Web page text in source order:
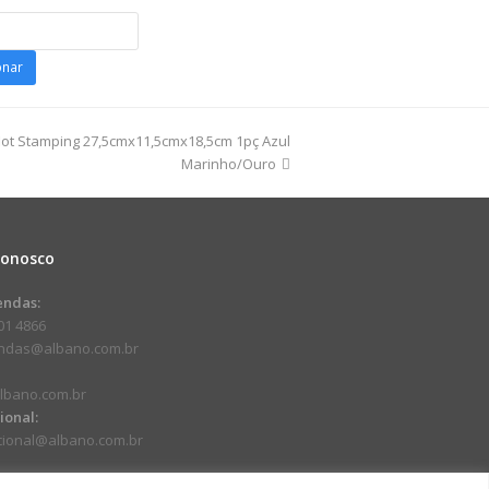
Stamping 27,5cmx11,5cmx18,5cm 1pç Azul
Marinho/Ouro
4866